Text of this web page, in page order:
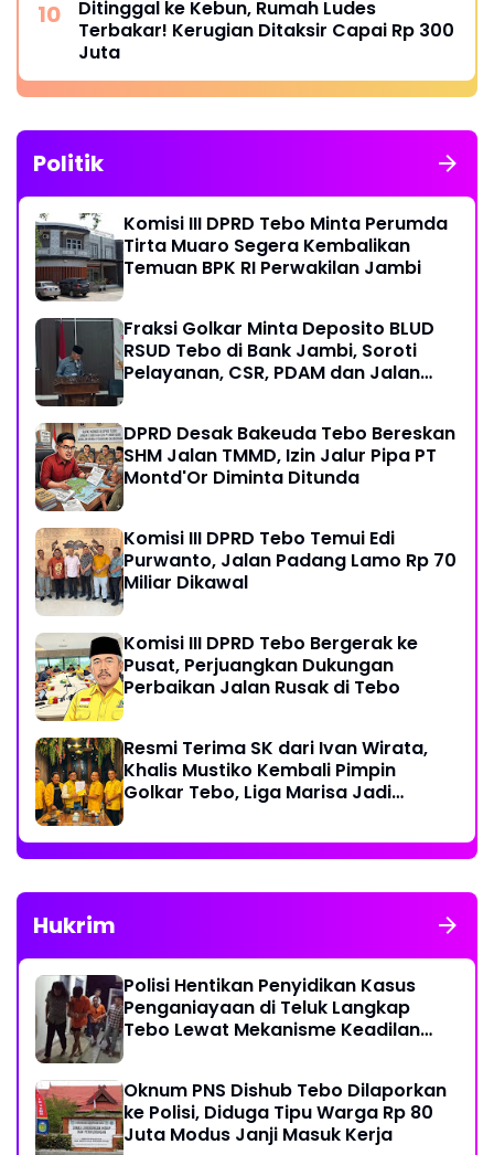
Ditinggal ke Kebun, Rumah Ludes
Terbakar! Kerugian Ditaksir Capai Rp 300
Juta
Politik
Komisi III DPRD Tebo Minta Perumda
Tirta Muaro Segera Kembalikan
Temuan BPK RI Perwakilan Jambi
Fraksi Golkar Minta Deposito BLUD
RSUD Tebo di Bank Jambi, Soroti
Pelayanan, CSR, PDAM dan Jalan
DPRD Desak Bakeuda Tebo Bereskan
SHM Jalan TMMD, Izin Jalur Pipa PT
Montd'Or Diminta Ditunda
Komisi III DPRD Tebo Temui Edi
Purwanto, Jalan Padang Lamo Rp 70
Miliar Dikawal
Komisi III DPRD Tebo Bergerak ke
Pusat, Perjuangkan Dukungan
Perbaikan Jalan Rusak di Tebo
Resmi Terima SK dari Ivan Wirata,
Khalis Mustiko Kembali Pimpin
Golkar Tebo, Liga Marisa Jadi
Hukrim
Polisi Hentikan Penyidikan Kasus
Penganiayaan di Teluk Langkap
Tebo Lewat Mekanisme Keadilan
Oknum PNS Dishub Tebo Dilaporkan
ke Polisi, Diduga Tipu Warga Rp 80
Juta Modus Janji Masuk Kerja